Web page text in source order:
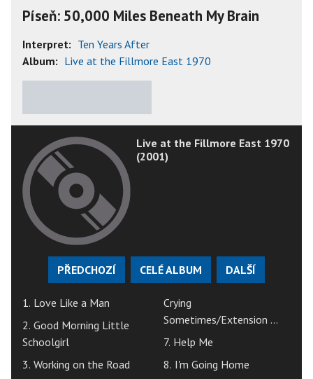
Píseň: 50,000 Miles Beneath My Brain
Interpret: Ten Years After
Album: Live at the Fillmore East 1970
Live at the Fillmore East 1970
(2001)
PŘEDCHOZÍ CELÉ ALBUM DALŠÍ
1. Love Like a Man
2. Good Morning Little
Schoolgirl
3. Working on the Road
Crying
Sometimes/Extension ...
7. Help Me
8. I'm Going Home